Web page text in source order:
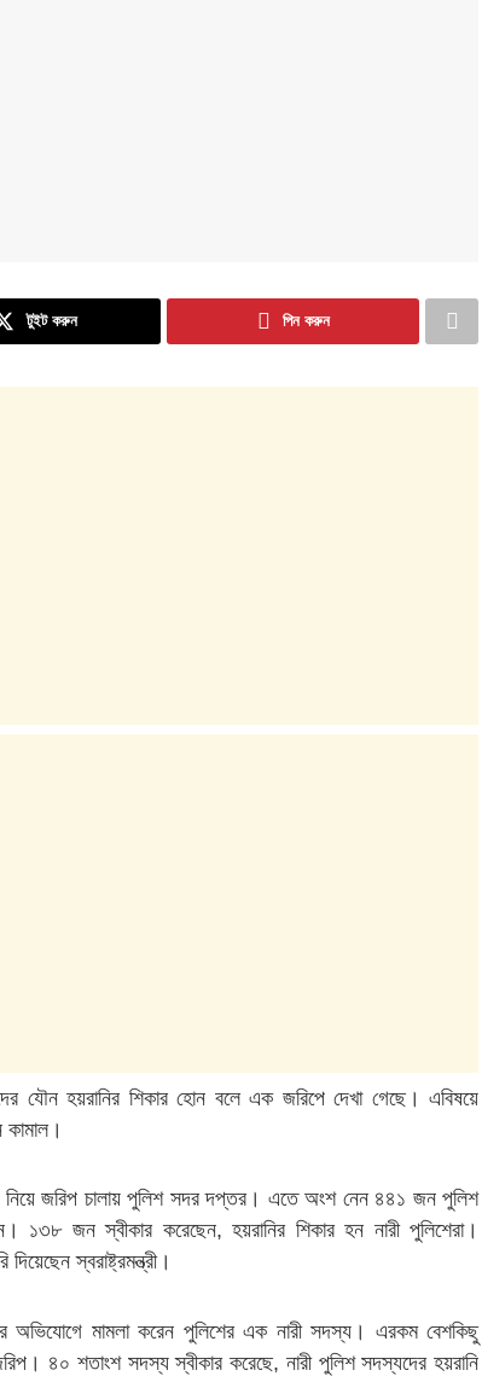
টুইট করুন পিন করুন
যৌন হয়রানির শিকার হোন বলে এক জরিপে দেখা গেছে। এবিষয়ে
কামাল।
নিয়ে জরিপ চালায় পুলিশ সদর দপ্তর। এতে অংশ নেন ৪৪১ জন পুলিশ
জন স্বীকার করেছেন, হয়রানির শিকার হন নারী পুলিশেরা।
স্বরাষ্ট্রমন্ত্রী।
অভিযোগে মামলা করেন পুলিশের এক নারী সদস্য। এরকম বেশকিছু
৪০ শতাংশ সদস্য স্বীকার করেছে, নারী পুলিশ সদস্যদের হয়রানি